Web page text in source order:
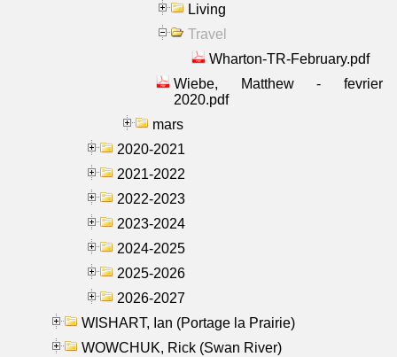
Living
Travel
Wharton-TR-February.pdf
Wiebe, Matthew - fevrier
2020.pdf
mars
2020-2021
2021-2022
2022-2023
2023-2024
2024-2025
2025-2026
2026-2027
WISHART, Ian (Portage la Prairie)
WOWCHUK, Rick (Swan River)